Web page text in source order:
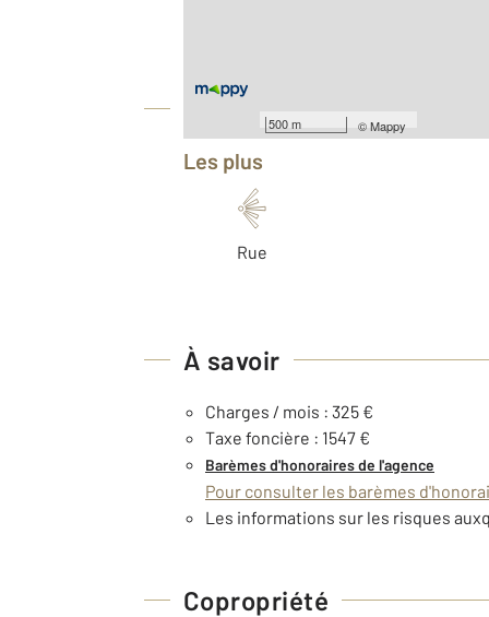
500 m ©Mappy
Les plus
Rue
À savoir
Charges / mois : 325 €
Taxe foncière : 1547 €
Barèmes d'honoraires de l'agence
Pour consulter les barèmes
Les informations sur les risques
Copropriété